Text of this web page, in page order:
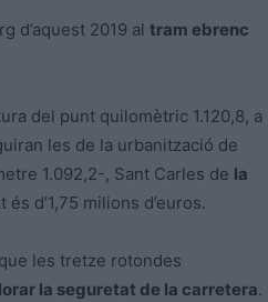
d’aquest 2019 al tram ebrenc
del punt quilomètric 1.120,8, a
les de la urbanització de
1.092,2-, Sant Carles de la
d’1,75 milions d’euros.
les tretze rotondes
la seguretat de la carretera.